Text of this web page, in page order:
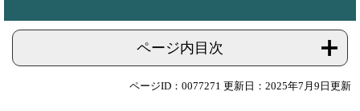
ページ内目次
ページID：0077271 更新日：2025年7月9日更新